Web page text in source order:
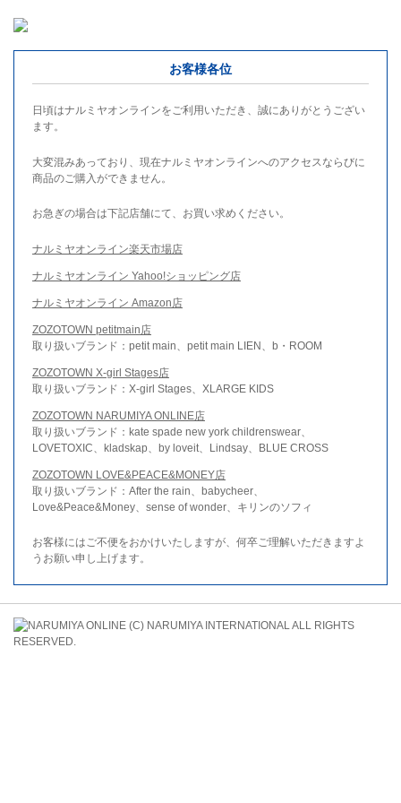
お客様各位
日頃はナルミヤオンラインをご利用いただき、誠にありがとうござい
ます。
大変混みあっており、現在ナルミヤオンラインへのアクセスならびに
商品のご購入ができません。
お急ぎの場合は下記店舗にて、お買い求めください。
ナルミヤオンライン楽天市場店
ナルミヤオンライン Yahoo!ショッピング店
ナルミヤオンライン Amazon店
ZOZOTOWN petitmain店
取り扱いブランド：petit main、petit main LIEN、b・ROOM
ZOZOTOWN X-girl Stages店
取り扱いブランド：X-girl Stages、XLARGE KIDS
ZOZOTOWN NARUMIYA ONLINE店
取り扱いブランド：kate spade new york childrenswear、
LOVETOXIC、kladskap、by loveit、Lindsay、BLUE CROSS
ZOZOTOWN LOVE&PEACE&MONEY店
取り扱いブランド：After the rain、babycheer、
Love&Peace&Money、sense of wonder、キリンのソフィ
お客様にはご不便をおかけいたしますが、何卒ご理解いただきますよ
うお願い申し上げます。